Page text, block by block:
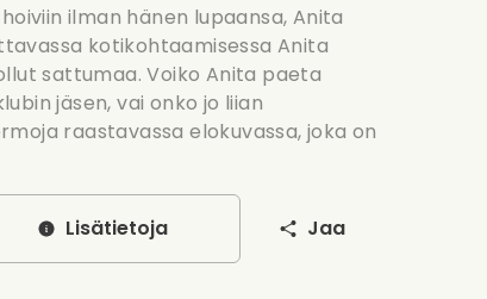
ilman hänen lupaansa, Anita
kotikohtaamisessa Anita
sattumaa. Voiko Anita paeta
jäsen, vai onko jo liian
raastavassa elokuvassa, joka on
Lisätietoja Jaa